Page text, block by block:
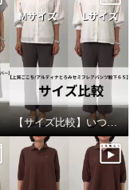
【サイズ比較】いつものサイズがおすすめ